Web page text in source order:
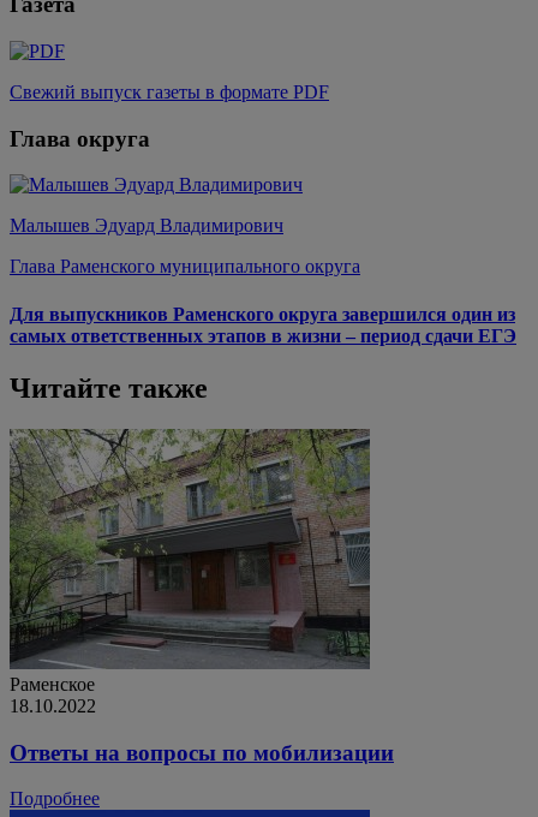
Свежий выпуск газеты в формате PDF
Глава округа
Малышев Эдуард Владимирович
Глава Раменского муниципального округа
Для выпускников Раменского округа завершился один из
самых ответственных этапов в жизни – период сдачи ЕГЭ
Читайте также
Раменское
18.10.2022
Ответы на вопросы по мобилизации
Подробнее